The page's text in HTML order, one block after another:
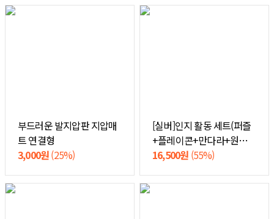
부드러운 발지압판 지압매
트 연결형
3,000원(25%)
[실버]인지 활동 세트(퍼즐
+플레이콘+만다라+원목칠
교+색연필)
16,500원 (55%)